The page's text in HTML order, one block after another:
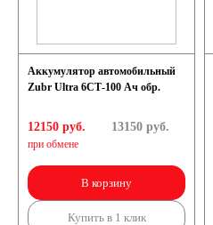
Аккумулятор автомобильный
Zubr Ultra 6СТ-100 Ач обр.
12150 руб.
при обмене
13150руб.
В корзину
Купить в 1 клик